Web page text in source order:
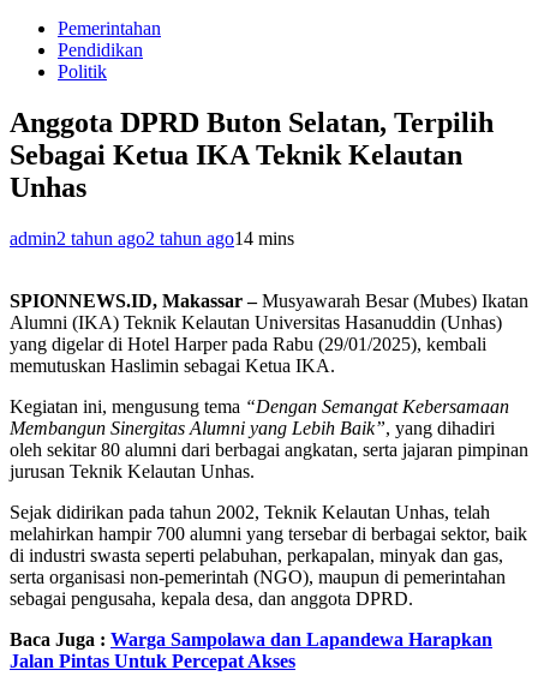
Pemerintahan
Pendidikan
Politik
Anggota DPRD Buton Selatan, Terpilih
Sebagai Ketua IKA Teknik Kelautan
Unhas
admin2 tahun ago2 tahun ago14 mins
SPIONNEWS.ID, Makassar –Musyawarah Besar (Mubes) Ikatan
Alumni (IKA) Teknik Kelautan Universitas Hasanuddin (Unhas)
yang digelar di Hotel Harper pada Rabu (29/01/2025), kembali
memutuskan Haslimin sebagai Ketua IKA.
Kegiatan ini, mengusung tema “Dengan Semangat Kebersamaan
Membangun Sinergitas Alumni yang Lebih Baik”, yang dihadiri
oleh sekitar 80 alumni dari berbagai angkatan, serta jajaran pimpinan
jurusan Teknik Kelautan Unhas.
Sejak didirikan pada tahun 2002, Teknik Kelautan Unhas, telah
melahirkan hampir 700 alumni yang tersebar di berbagai sektor, baik
di industri swasta seperti pelabuhan, perkapalan, minyak dan gas,
serta organisasi non-pemerintah (NGO), maupun di pemerintahan
sebagai pengusaha, kepala desa, dan anggota DPRD.
Baca Juga : Warga Sampolawa dan Lapandewa Harapkan
Jalan Pintas Untuk Percepat Akses